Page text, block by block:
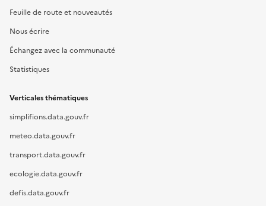
Feuille de route et nouveautés
Nous écrire
Échangez avec la communauté
Statistiques
Verticales thématiques
simplifions.data.gouv.fr
meteo.data.gouv.fr
transport.data.gouv.fr
ecologie.data.gouv.fr
defis.data.gouv.fr